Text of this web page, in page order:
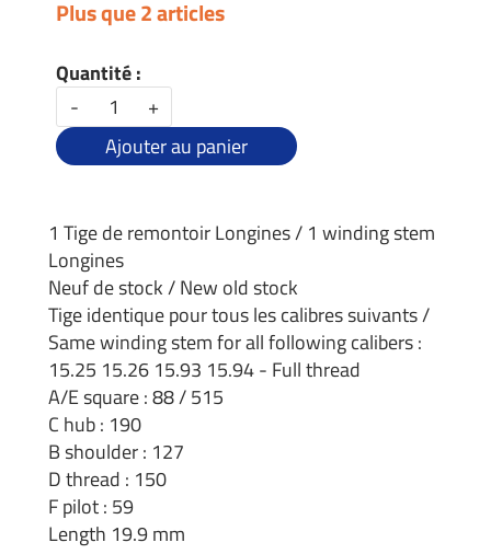
Plus que 2 articles
Quantité :
-
+
Ajouter au panier
1 Tige de remontoir Longines / 1 winding stem
Longines
Neuf de stock / New old stock
Tige identique pour tous les calibres suivants /
Same winding stem for all following calibers :
15.25 15.26 15.93 15.94 - Full thread
A/E square : 88 / 515
C hub : 190
B shoulder : 127
D thread : 150
F pilot : 59
Length 19.9 mm